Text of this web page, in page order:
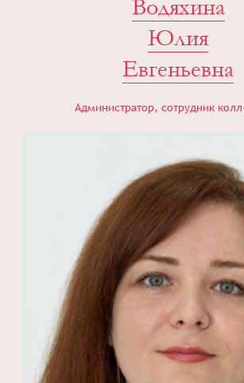
Водяхина
Юлия
Евгеньевна
Администратор, сотрудник